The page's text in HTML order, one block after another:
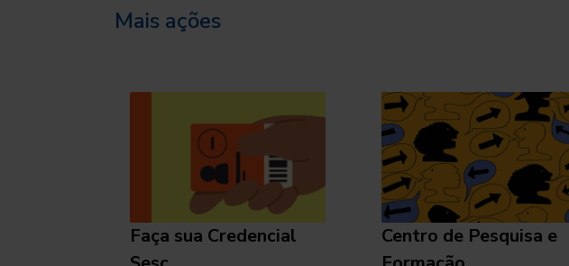
Mais ações
Faça sua Credencial
Centro de Pesquisa e